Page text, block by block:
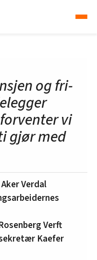
og fri-
vi
gjør med
Verdal
Verft
Kaefer